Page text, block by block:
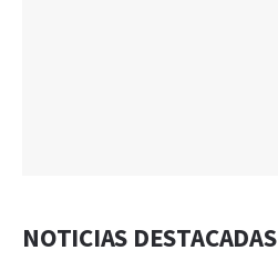
NOTICIAS DESTACADAS